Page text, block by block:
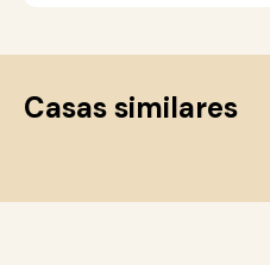
Casas similares